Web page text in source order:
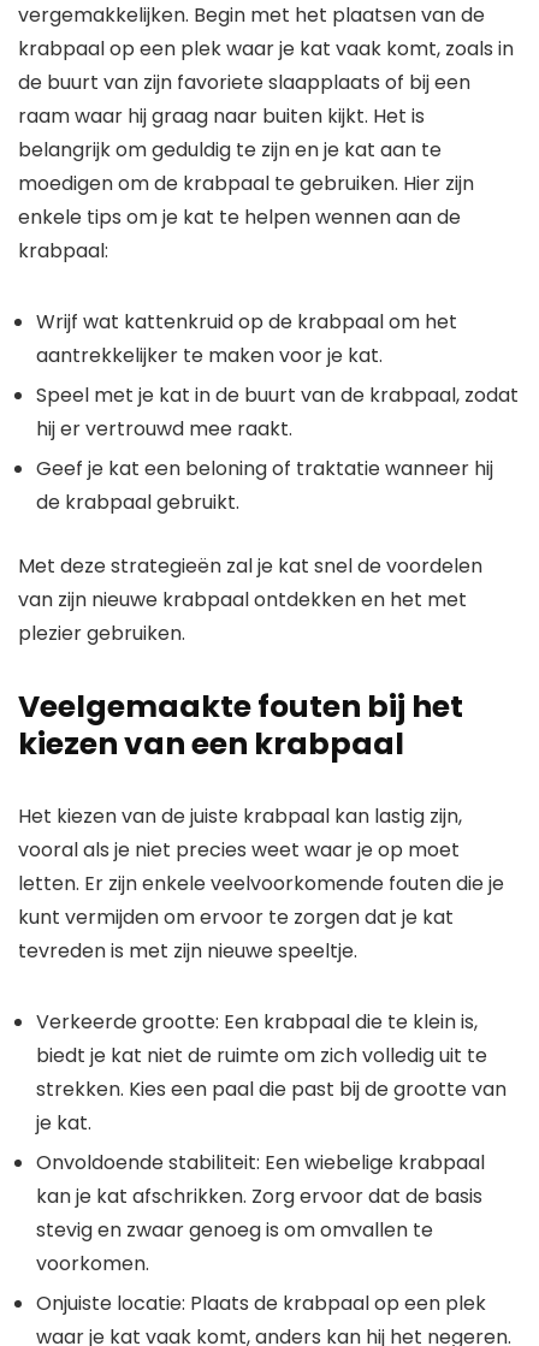
vergemakkelijken. Begin met het plaatsen van de
krabpaal op een plek waar je kat vaak komt, zoals in
de buurt van zijn favoriete slaapplaats of bij een
raam waar hij graag naar buiten kijkt. Het is
belangrijk om geduldig te zijn en je kat aan te
moedigen om de krabpaal te gebruiken. Hier zijn
enkele tips om je kat te helpen wennen aan de
krabpaal:
Wrijf wat kattenkruid op de krabpaal om het
aantrekkelijker te maken voor je kat.
Speel met je kat in de buurt van de krabpaal, zodat
hij er vertrouwd mee raakt.
Geef je kat een beloning of traktatie wanneer hij
de krabpaal gebruikt.
Met deze strategieën zal je kat snel de voordelen
van zijn nieuwe krabpaal ontdekken en het met
plezier gebruiken.
Veelgemaakte fouten bij het
kiezen van een krabpaal
Het kiezen van de juiste krabpaal kan lastig zijn,
vooral als je niet precies weet waar je op moet
letten. Er zijn enkele veelvoorkomende fouten die je
kunt vermijden om ervoor te zorgen dat je kat
tevreden is met zijn nieuwe speeltje.
Verkeerde grootte: Een krabpaal die te klein is,
biedt je kat niet de ruimte om zich volledig uit te
strekken. Kies een paal die past bij de grootte van
je kat.
Onvoldoende stabiliteit: Een wiebelige krabpaal
kan je kat afschrikken. Zorg ervoor dat de basis
stevig en zwaar genoeg is om omvallen te
voorkomen.
Onjuiste locatie: Plaats de krabpaal op een plek
waar je kat vaak komt, anders kan hij het negeren.